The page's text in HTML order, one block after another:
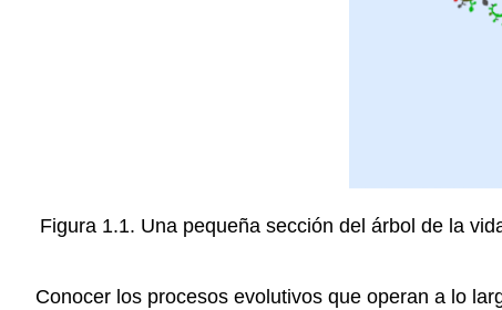
Figura 1.1. Una pequeña sección del árbol de la
Conocer los procesos evolutivos que operan a lo